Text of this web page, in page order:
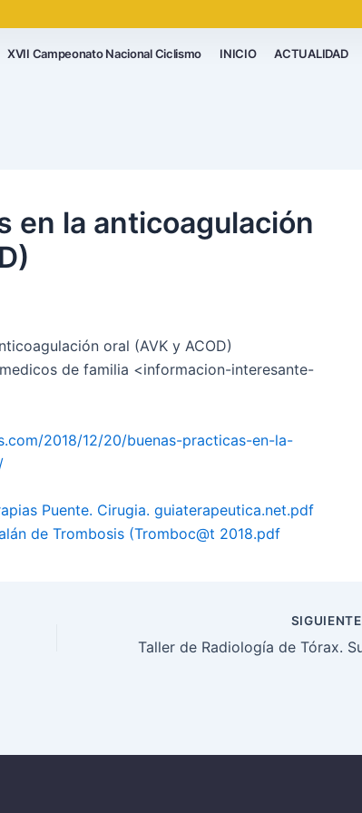
XVII Campeonato Nacional Ciclismo INICIO ACTUALIDAD
en la anticoagulación
oral (AVK y ACOD)
de familia <informacion-interesante-
2018/12/20/buenas-practicas-en-la-
Puente. Cirugia. guiaterapeutica.net.pdf
de Trombosis (Tromboc@t 2018.pdf
SIGUIENTE